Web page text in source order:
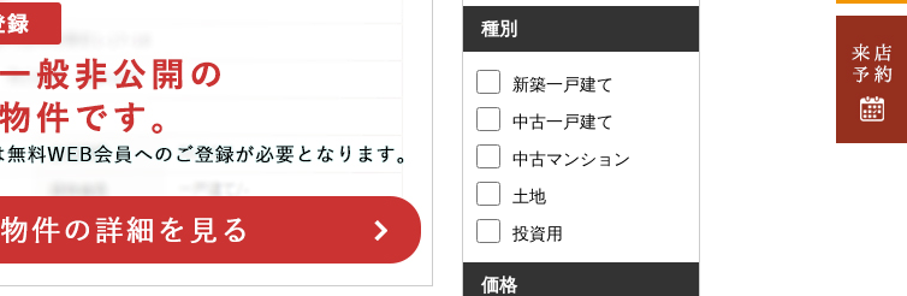
種別
新築一戸建て
中古一戸建て
中古マンション
土地
投資用
価格